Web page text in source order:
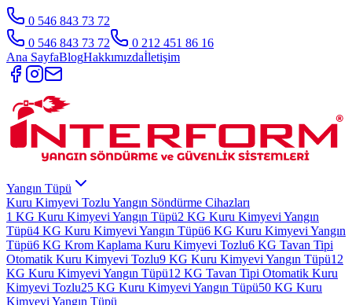
0 546 843 73 72
0 546 843 73 72
0 212 451 86 16
Ana SayfaBlogHakkımızdaİletişim
Yangın Tüpü
Kuru Kimyevi Tozlu Yangın Söndürme Cihazları
1 KG Kuru Kimyevi Yangın Tüpü2 KG Kuru Kimyevi Yangın
Tüpü4 KG Kuru Kimyevi Yangın Tüpü6 KG Kuru Kimyevi Yangın
Tüpü6 KG Krom Kaplama Kuru Kimyevi Tozlu6 KG Tavan Tipi
Otomatik Kuru Kimyevi Tozlu9 KG Kuru Kimyevi Yangın Tüpü12
KG Kuru Kimyevi Yangın Tüpü12 KG Tavan Tipi Otomatik Kuru
Kimyevi Tozlu25 KG Kuru Kimyevi Yangın Tüpü50 KG Kuru
Kimyevi Yangın Tüpü